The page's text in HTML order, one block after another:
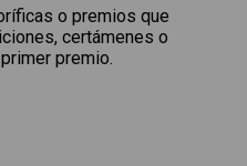
o premios que
certámenes o
premio.